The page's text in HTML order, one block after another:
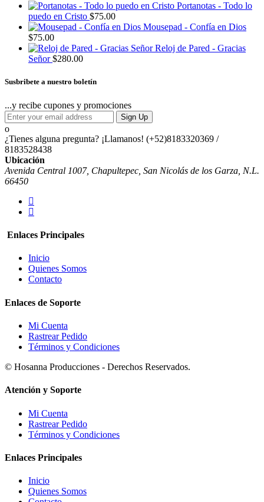
Portanotas - Todo lo
puedo en Cristo $75.00
Mousepad - Confía en Dios
$75.00
Reloj de Pared - Gracias
Señor $280.00
Susbribete a nuestro boletín
...y recibe cupones y promociones
Sign Up
¿Tienes alguna pregunta? ¡Llamanos! (+52)8183320369 /
8183528438
Ubicación
Avenida Central 1007, Chapultepec, San Nicolás de los Garza, N.L.
66450
Enlaces Principales
Inicio
Quienes Somos
Contacto
Enlaces de Soporte
Mi Cuenta
Rastrear Pedido
Términos y Condiciones
© Hosanna Producciones - Derechos Reservados.
Atención y Soporte
Mi Cuenta
Rastrear Pedido
Términos y Condiciones
Enlaces Principales
Inicio
Quienes Somos